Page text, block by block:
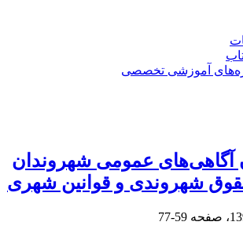
آموزشی تخصصی
آگاهی‌های عمومی شهروندان
شهروندی و قوانین شهری
59-77